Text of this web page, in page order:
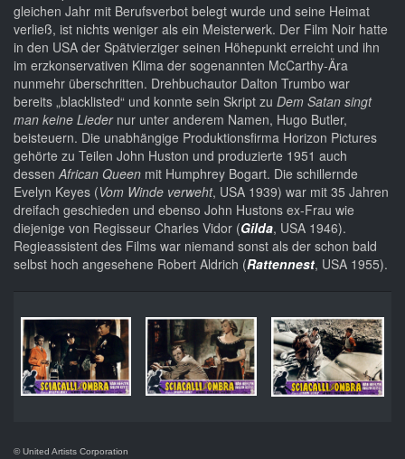
gleichen Jahr mit Berufsverbot belegt wurde und seine Heimat
verließ, ist nichts weniger als ein Meisterwerk. Der Film Noir hatte
in den USA der Spätvierziger seinen Höhepunkt erreicht und ihn
im erzkonservativen Klima der sogenannten McCarthy-Ära
nunmehr überschritten. Drehbuchautor Dalton Trumbo war
bereits „blacklisted“ und konnte sein Skript zu Dem Satan singt
man keine Lieder nur unter anderem Namen, Hugo Butler,
beisteuern. Die unabhängige Produktionsfirma Horizon Pictures
gehörte zu Teilen John Huston und produzierte 1951 auch
dessenAfrican Queen mit Humphrey Bogart. Die schillernde
Evelyn Keyes (Vom Winde verweht, USA 1939) war mit 35 Jahren
dreifach geschieden und ebenso John Hustons ex-Frau wie
diejenige von Regisseur Charles Vidor (Gilda, USA 1946).
Regieassistent des Films war niemand sonst als der schon bald
selbst hoch angesehene Robert Aldrich (Rattennest, USA 1955).
© United Artists Corporation